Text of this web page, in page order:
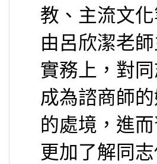
教、主流文
由呂欣潔老
實務上，對
成為諮商師
的處境，進
更加了解同